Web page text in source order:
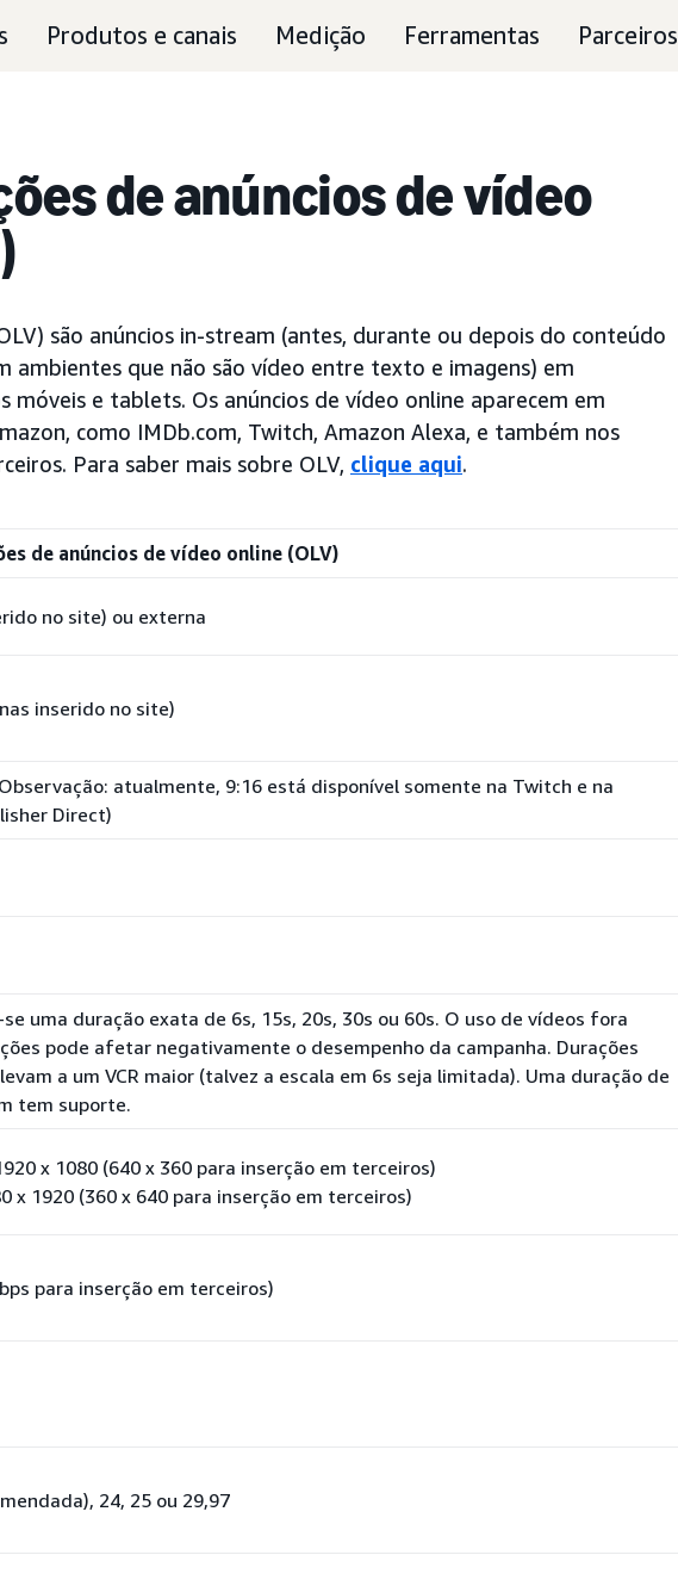
Produtos e canais Medição Ferramentas Parceiros
de anúncios de vídeo
são anúncios in-stream (antes, durante ou depois do conteúdo
ambientes que não são vídeo entre texto e imagens) em
móveis e tablets. Os anúncios de vídeo online aparecem em
como IMDb.com, Twitch, Amazon Alexa, e também nos
Para saber mais sobre OLV, clique aqui.
de anúncios de vídeo online (OLV)
no site) ou externa
inserido no site)
atualmente, 9:16 está disponível somente na Twitch e na
Direct)
uma duração exata de 6s, 15s, 20s, 30s ou 60s. O uso de vídeos fora
pode afetar negativamente o desempenho da campanha. Durações
a um VCR maior (talvez a escala em 6s seja limitada). Uma duração de
tem suporte.
x 1080 (640 x 360 para inserção em terceiros)
x 1920 (360 x 640 para inserção em terceiros)
para inserção em terceiros)
24, 25 ou 29,97